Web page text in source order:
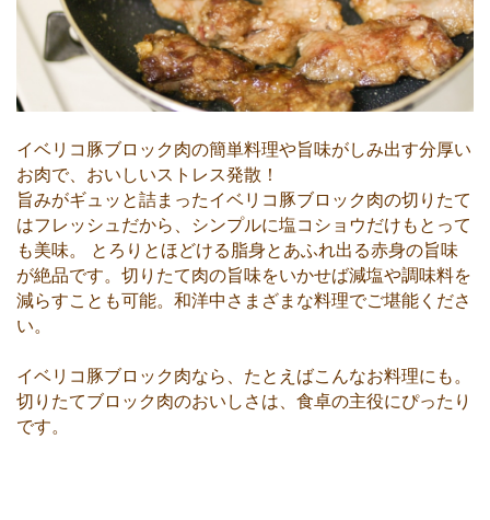
イベリコ豚ブロック肉の簡単料理や旨味がしみ出す分厚い
お肉で、おいしいストレス発散！
旨みがギュッと詰まったイベリコ豚ブロック肉の切りたて
はフレッシュだから、シンプルに塩コショウだけもとって
も美味。 とろりとほどける脂身とあふれ出る赤身の旨味
が絶品です。切りたて肉の旨味をいかせば減塩や調味料を
減らすことも可能。和洋中さまざまな料理でご堪能くださ
い。
イベリコ豚ブロック肉なら、たとえばこんなお料理にも。
切りたてブロック肉のおいしさは、食卓の主役にぴったり
です。